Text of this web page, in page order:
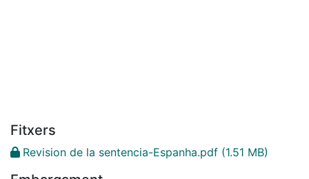
Fitxers
Revision de la sentencia-Espanha.pdf (1.51 MB)